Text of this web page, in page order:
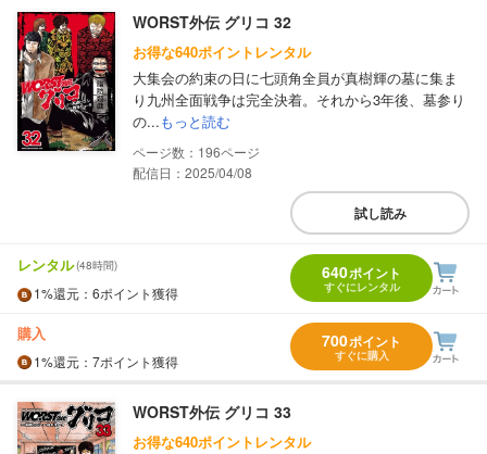
WORST外伝 グリコ 32
お得な640ポイントレンタル
大集会の約束の日に七頭角全員が真樹輝の墓に集ま
り九州全面戦争は完全決着。それから3年後、墓参り
の...もっと読む
196
配信日：2025/04/08
試し読み
レンタル(48時間)
1%還元 ：6ポイント獲得
640ポイント
すぐにレンタル
購入
1%還元 ：7ポイント獲得
700ポイント
すぐに購入
WORST外伝 グリコ 33
お得な640ポイントレンタル